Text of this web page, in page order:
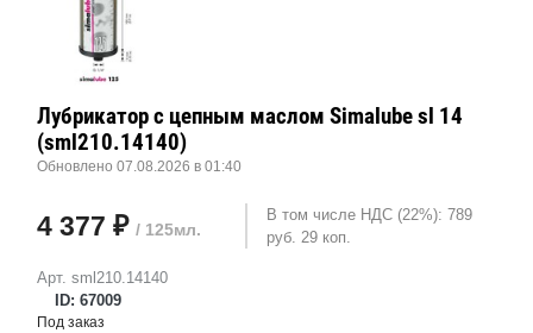
Арт. sml210.14140
ID: 67009
Лубрикатор с цепным маслом Simalube sl 14
(sml210.14140)
Обновлено 07.08.2026 в 01:40
4 377 ₽ / 125мл.
В том числе НДС (22%): 789
руб. 29 коп.
Под заказ